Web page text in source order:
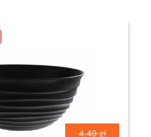
4.49 zł